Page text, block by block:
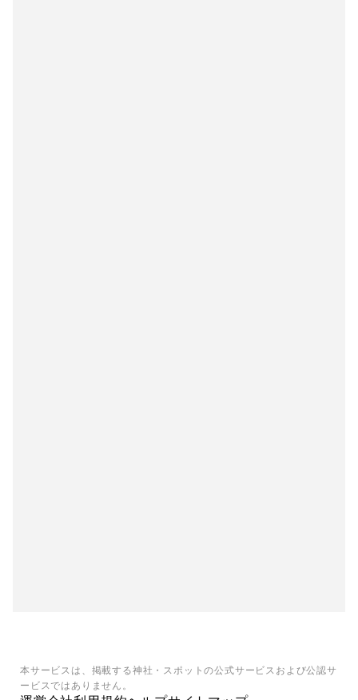
本サービスは、掲載する神社・スポットの公式サービスおよび公認サ
ービスではありません。